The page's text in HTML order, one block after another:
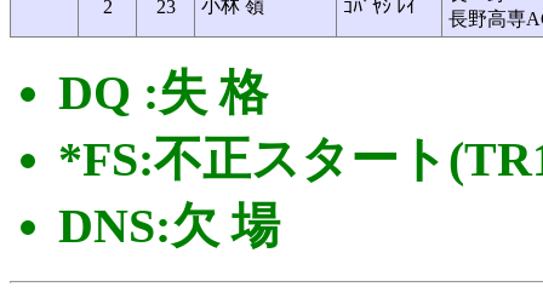
2 23 小林 嶺 ｺﾊﾞﾔｼ ﾚｲ
長野高専
DQ :失 格
*FS:不正スタート
DNS:欠 場